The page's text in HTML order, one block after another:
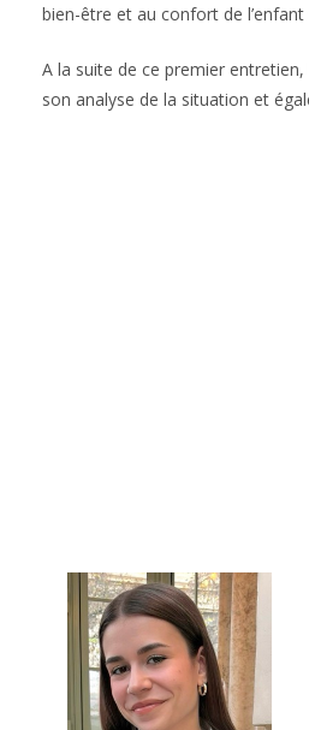
bien-être et au confort de
A la suite de ce premier
son analyse de la situation et